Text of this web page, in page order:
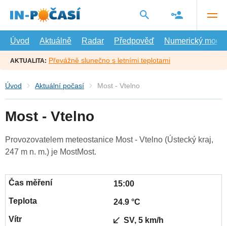
hlavní
Úvod
Aktuálně Radar Předpověď Numerický model
AKTUALITA: Převážně slunečno s letními teplotami
Úvod Aktuální počasí Most - Vtelno
Most - Vtelno
Provozovatelem meteostanice Most - Vtelno (Ústecký kraj,
247 m n. m.) je MostMost.
15:00
24.9 °C
SV, 5 km/h